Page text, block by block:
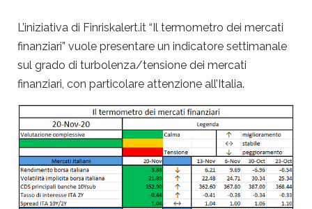
L’iniziativa di Finriskalert.it “Il termometro dei mercati
finanziari” vuole presentare un indicatore settimanale
sul grado di turbolenza/tensione dei mercati
finanziari, con particolare attenzione all’Italia.